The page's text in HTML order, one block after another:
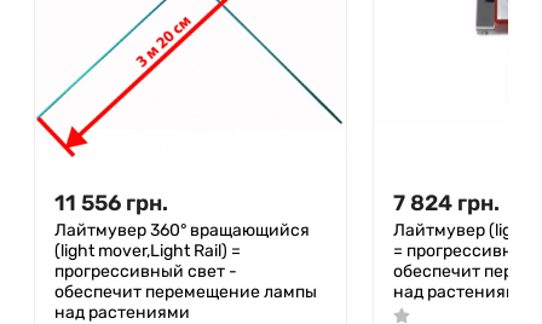
11 556 грн.
Лайтмувер 360° вращающийся
(light mover,Light Rail) =
прогрессивный свет -
обеспечит перемещение лампы
над растениями
7 824 грн.
Лайтмувер (light
= прогрессивный
обеспечит
над растениями